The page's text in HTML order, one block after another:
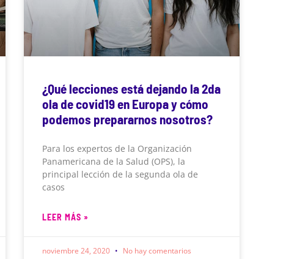
¿Qué lecciones está dejando la 2da
ola de covid19 en Europa y cómo
podemos prepararnos nosotros?
Para los expertos de la Organización
Panamericana de la Salud (OPS), la
principal lección de la segunda ola de
casos
LEER MÁS »
noviembre 24, 2020 No hay comentarios